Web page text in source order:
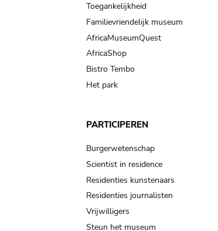
Toegankelijkheid
Familievriendelijk museum
AfricaMuseumQuest
AfricaShop
Bistro Tembo
Het park
PARTICIPEREN
Burgerwetenschap
Scientist in residence
Residenties kunstenaars
Residenties journalisten
Vrijwilligers
Steun het museum